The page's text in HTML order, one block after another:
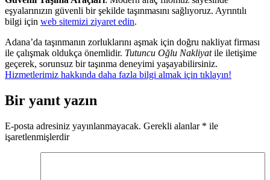
eşyalarınızın güvenli bir şekilde taşınmasını sağlıyoruz. Ayrıntılı
bilgi için web sitemizi ziyaret edin.
Adana’da taşınmanın zorluklarını aşmak için doğru nakliyat firması
ile çalışmak oldukça önemlidir. Tutuncu Oğlu Nakliyatile iletişime
geçerek, sorunsuz bir taşınma deneyimi yaşayabilirsiniz.
Hizmetlerimiz hakkında daha fazla bilgi almak için tıklayın!
Bir yanıt yazın
E-posta adresiniz yayınlanmayacak. Gerekli alanlar * ile
işaretlenmişlerdir